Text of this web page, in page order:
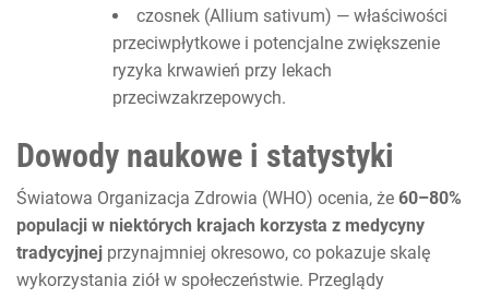
czosnek (Allium sativum) — właściwości
przeciwpłytkowe i potencjalne zwiększenie
ryzyka krwawień przy lekach
przeciwzakrzepowych.
Dowody naukowe i statystyki
Światowa Organizacja Zdrowia (WHO) ocenia, że 60–80%
populacji w niektórych krajach korzysta z medycyny
tradycyjnej przynajmniej okresowo, co pokazuje skalę
wykorzystania ziół w społeczeństwie. Przeglądy